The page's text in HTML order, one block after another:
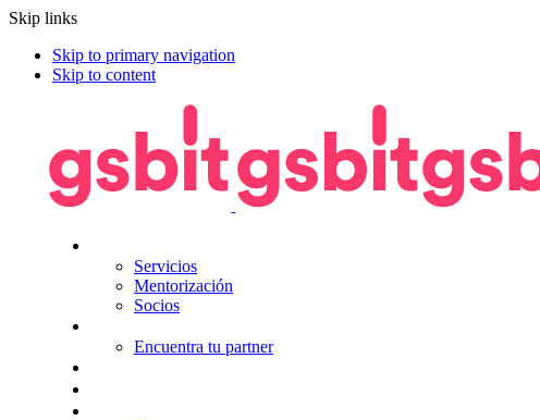
Skip links
Skip to primary navigation
Skip to content
Servicios
Mentorización
Socios
Encuentra tu partner